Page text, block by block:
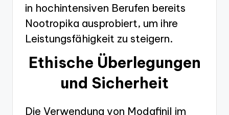
in hochintensiven Berufen bereits
Nootropika ausprobiert, um ihre
Leistungsfähigkeit zu steigern.
Ethische Überlegungen
und Sicherheit
Die Verwendung von Modafinil im